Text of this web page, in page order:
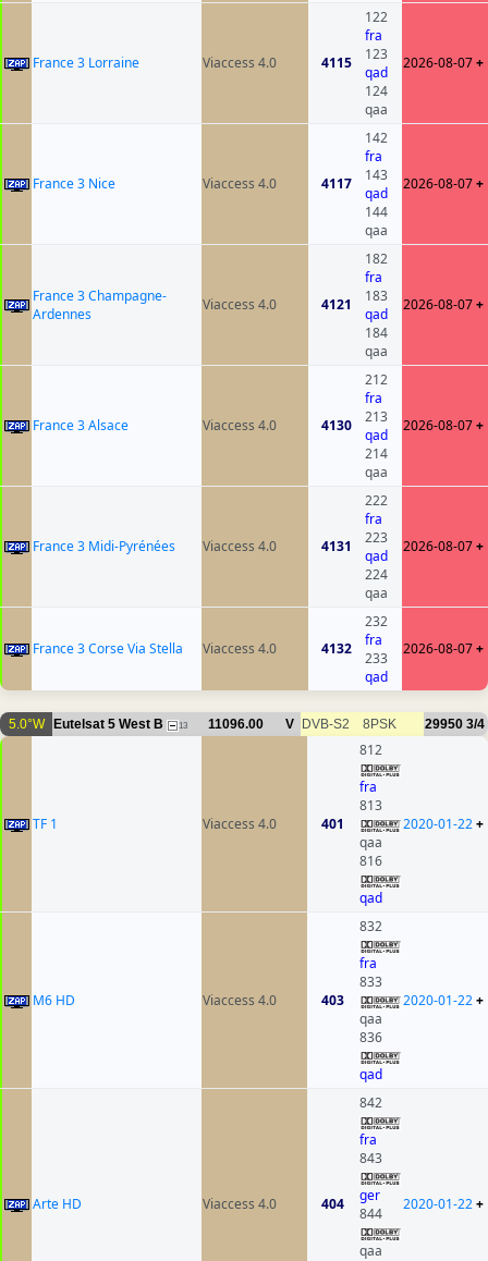
France 3 Lorraine Viaccess 4.0 4115
122
fra
123
qad
124
qaa
2026-08-07+
France 3 Nice Viaccess 4.0 4117
142
fra
143
qad
144
qaa
2026-08-07+
France 3 Champagne-
Ardennes
Viaccess 4.0 4121
182
fra
183
qad
184
qaa
2026-08-07+
France 3 Alsace Viaccess 4.0 4130
212
fra
213
qad
214
qaa
2026-08-07+
France 3 Midi-Pyrénées Viaccess 4.0 4131
222
fra
223
qad
224
qaa
2026-08-07+
France 3 Corse Via Stella Viaccess 4.0 4132
232
fra
233
qad
2026-08-07+
5.0°W Eutelsat 5 West B 13 11096.00 V DVB-S2 8PSK 29950 3/4
TF 1 Viaccess 4.0 401
812
fra
813
qaa
816
qad
2020-01-22+
M6 HD Viaccess 4.0 403
832
fra
833
qaa
836
qad
2020-01-22+
Arte HD Viaccess 4.0 404
842
fra
843
ger
844
qaa
2020-01-22+